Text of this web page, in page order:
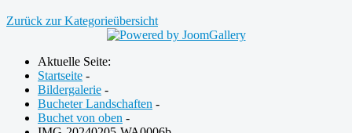
Zurück zur Kategorieübersicht
Aktuelle Seite:
Startseite -
Bildergalerie -
Bucheter Landschaften -
Buchet von oben -